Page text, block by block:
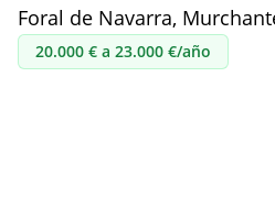
Foral de Navarra,
20.000 € a 23.000 €/año